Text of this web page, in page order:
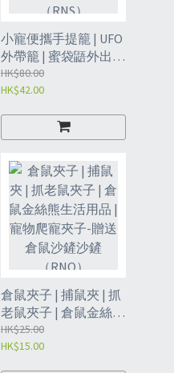
小寵便攜手提籠 | UFO
外帶籠 | 蜜袋鼯外出籠
| 花枝鼠刺蝟倉鼠松鼠
金絲熊外出運輸籠-隨
HK$80.00
HK$42.00
倉鼠夾子 | 捕鼠夾 | 抓
老鼠夾子 | 倉鼠金絲熊
生活用品 | 寵物爬寵夾
子-贈送倉鼠沙鏟沙鏟
HK$25.00
HK$15.00